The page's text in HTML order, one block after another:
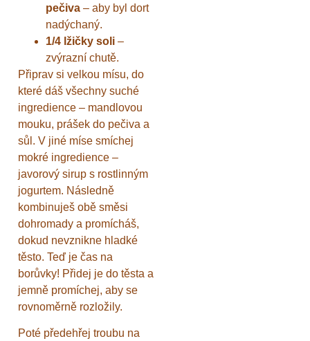
pečiva – aby byl dort
nadýchaný.
1/4 lžičky soli –
zvýrazní chutě.
Připrav si velkou mísu, do
které dáš všechny suché
ingredience – mandlovou
mouku, prášek do pečiva a
sůl. V jiné míse smíchej
mokré ingredience –
javorový sirup s rostlinným
jogurtem. Následně
kombinuješ obě směsi
dohromady a promícháš,
dokud nevznikne hladké
těsto. Teď je čas na
borůvky! Přidej je do těsta a
jemně promíchej, aby se
rovnoměrně rozložily.
Poté předehřej troubu na